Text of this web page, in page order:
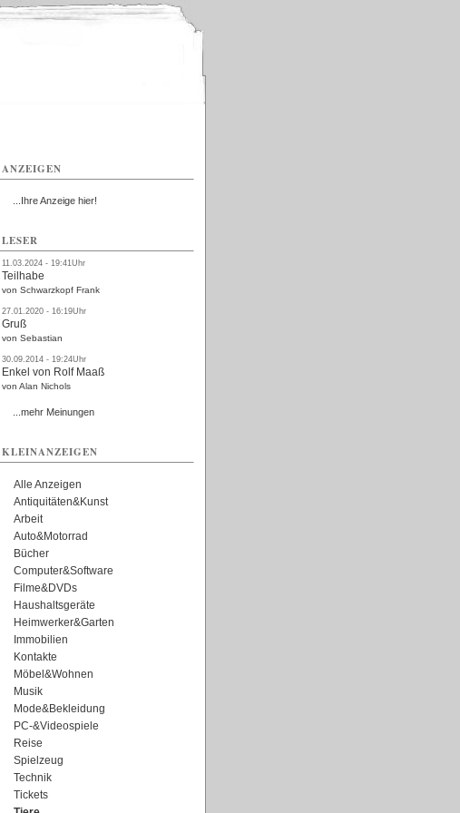
ANZEIGEN
...Ihre Anzeige hier!
LESER
11.03.2024 - 19:41Uhr
Teilhabe
von Schwarzkopf Frank
27.01.2020 - 16:19Uhr
Gruß
von Sebastian
30.09.2014 - 19:24Uhr
Enkel von Rolf Maaß
von Alan Nichols
...mehr Meinungen
KLEINANZEIGEN
Alle Anzeigen
Antiquitäten&Kunst
Arbeit
Auto&Motorrad
Bücher
Computer&Software
Filme&DVDs
Haushaltsgeräte
Heimwerker&Garten
Immobilien
Kontakte
Möbel&Wohnen
Musik
Mode&Bekleidung
PC-&Videospiele
Reise
Spielzeug
Technik
Tickets